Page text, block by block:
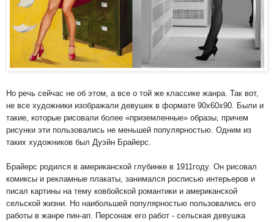
Но речь сейчас не об этом, а все о той же классике жанра. Так вот,
не все художники изображали девушек в формате 90х60х90. Были и
такие, которые рисовали более «приземленные» образы, причем
рисунки эти пользовались не меньшей популярностью. Одним из
таких художников был Дуэйн Брайерс.
Брайерс родился в американской глубинке в 1911году. Он рисовал
комиксы и рекламные плакаты, занимался росписью интерьеров и
писал картины на тему ковбойской романтики и американской
сельской жизни. Но наибольшей популярностью пользовались его
работы в жанре пин-ап. Персонаж его работ - сельская девушка